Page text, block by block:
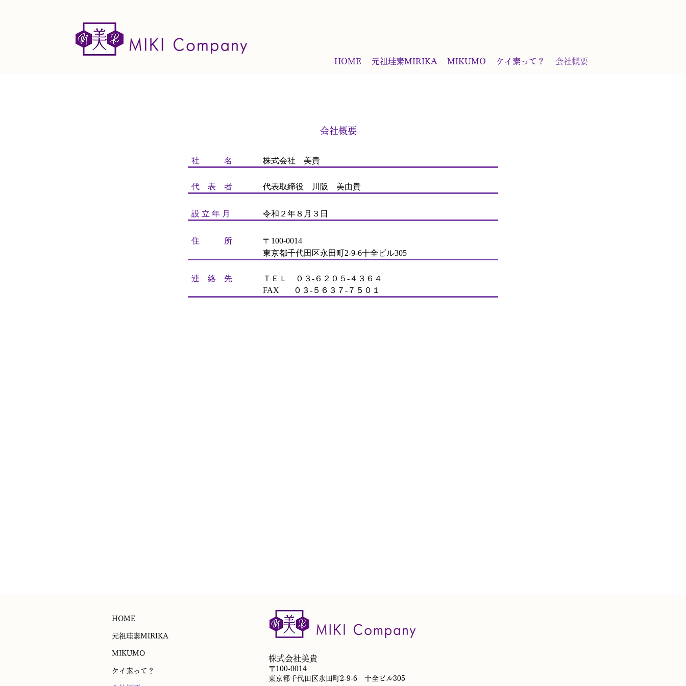
HOME 元祖珪素MIRIKA MIKUMO ケイ素って？ 会社概要
会社概要
​社 名 株式会社 美貴
​代 表 者 代表取締役 川阪 美由貴
設 立 年 月 令和２年８月３日
住 所
〒100-0014
東京都千代田区永田町2-9-6十全ビル305
連 絡 先
ＴＥＬ ０３‐６２０５‐４３６４
FAX ０３‐５６３７‐７５０１
HOME
元祖珪素MIRIKA
MIKUMO
ケイ素って？
株式会社美貴
​〒100-0014
​東京都千代田区永田町2-9-6 十全ビル305